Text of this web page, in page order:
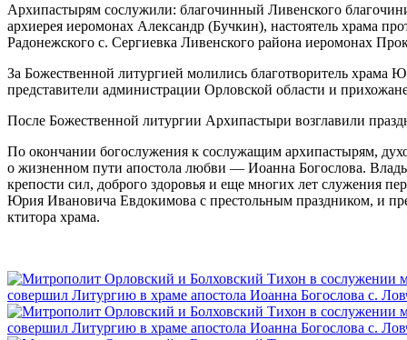
Архипастырям сослужили: благочинный Ливенского
архиерея иеромонах Александр (Бучкин), настоятель храма
Радонежского с. Сергиевка Ливенского района иеромонах
За Божественной литургией молились благотворитель
представители администрации Орловской области и
После Божественной литургии Архипастыри возглавили
По окончании богослужения к сослужащим архипастырям,
о жизненном пути апостола любви — Иоанна Богослова.
крепости сил, доброго здоровья и еще многих лет служения
Юрия Ивановича Евдокимова с престольным праздником, и
ктитора храма.